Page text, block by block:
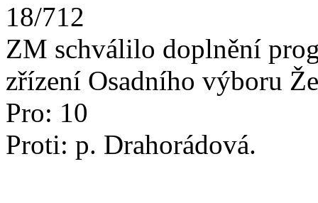
18/712
ZM schválilo doplnění
zřízení Osadního výboru
Pro: 10
Proti: p. Drahorádová.